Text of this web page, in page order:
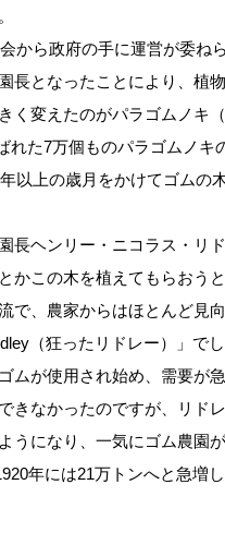
から政府の手に運営が委ね
長となったことにより、植
く変えたのがパラゴムノキ
れた7万個ものパラゴムノキ
以上の歳月をかけてゴムの
長ヘンリー・ニコラス・リ
かこの木を植えてもらおう
で、農家からはほとんど見
（狂ったリドレー）」で
ムが使用され始め、需要が
きなかったのですが、リド
うになり、一気にゴム農園
年には21万トンへと急増